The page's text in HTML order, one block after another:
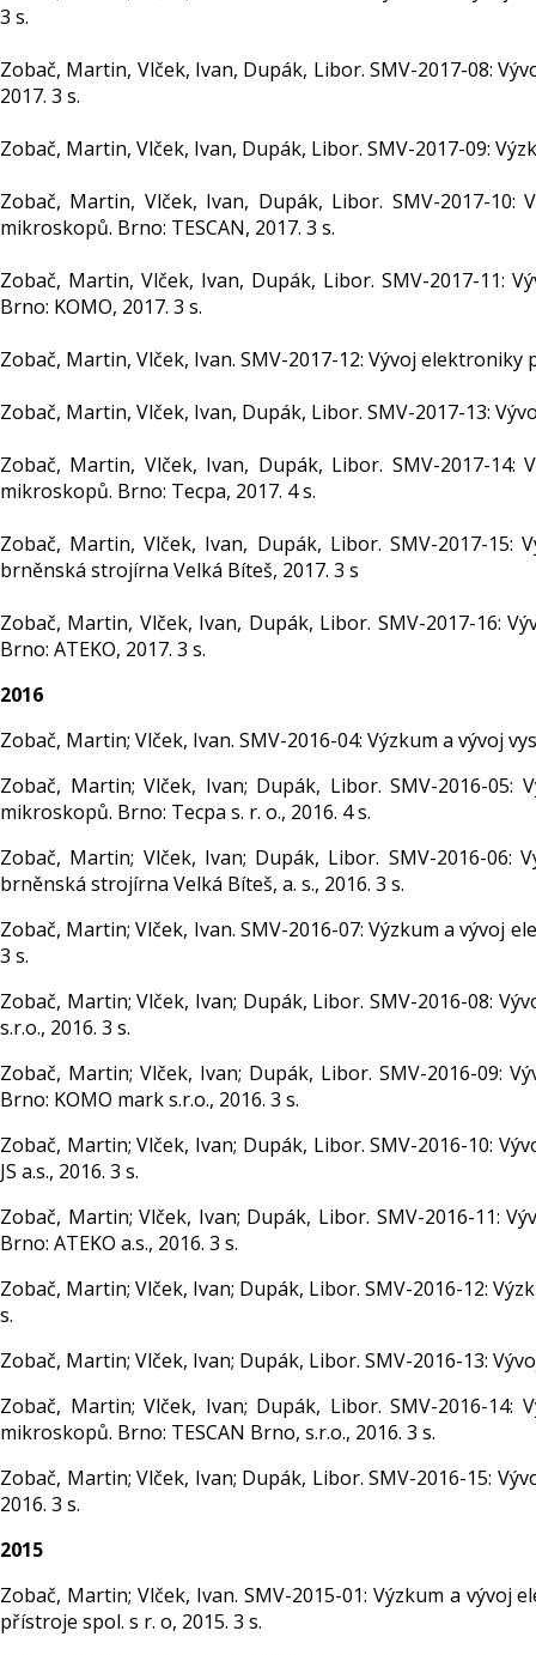
3 s.
Zobač, Martin, Vlček, Ivan, Dupák, Libor. SMV-2017-08:
2017. 3 s.
Zobač, Martin, Vlček, Ivan, Dupák, Libor. SMV-2017-09:
Zobač, Martin, Vlček, Ivan, Dupák, Libor. SMV-2017-10:
mikroskopů. Brno: TESCAN, 2017. 3 s.
Zobač, Martin, Vlček, Ivan, Dupák, Libor. SMV-2017-11:
Brno: KOMO, 2017. 3 s.
Zobač, Martin, Vlček, Ivan. SMV-2017-12: Vývoj
Zobač, Martin, Vlček, Ivan, Dupák, Libor. SMV-2017-13:
Zobač, Martin, Vlček, Ivan, Dupák, Libor. SMV-2017-14:
mikroskopů. Brno: Tecpa, 2017. 4 s.
Zobač, Martin, Vlček, Ivan, Dupák, Libor. SMV-2017-15:
brněnská strojírna Velká Bíteš, 2017. 3 s
Zobač, Martin, Vlček, Ivan, Dupák, Libor. SMV-2017-16:
Brno: ATEKO, 2017. 3 s.
2016
Zobač, Martin; Vlček, Ivan. SMV-2016-04: Výzkum a vývoj
Zobač, Martin; Vlček, Ivan; Dupák, Libor. SMV-2016-05:
mikroskopů. Brno: Tecpa s. r. o., 2016. 4 s.
Zobač, Martin; Vlček, Ivan; Dupák, Libor. SMV-2016-06:
brněnská strojírna Velká Bíteš, a. s., 2016. 3 s.
Zobač, Martin; Vlček, Ivan. SMV-2016-07: Výzkum a vývoj
3 s.
Zobač, Martin; Vlček, Ivan; Dupák, Libor. SMV-2016-08:
s.r.o., 2016. 3 s.
Zobač, Martin; Vlček, Ivan; Dupák, Libor. SMV-2016-09:
Brno: KOMO mark s.r.o., 2016. 3 s.
Zobač, Martin; Vlček, Ivan; Dupák, Libor. SMV-2016-10:
JS a.s., 2016. 3 s.
Zobač, Martin; Vlček, Ivan; Dupák, Libor. SMV-2016-11:
Brno: ATEKO a.s., 2016. 3 s.
Zobač, Martin; Vlček, Ivan; Dupák, Libor. SMV-2016-12:
s.
Zobač, Martin; Vlček, Ivan; Dupák, Libor. SMV-2016-13:
Zobač, Martin; Vlček, Ivan; Dupák, Libor. SMV-2016-14:
mikroskopů. Brno: TESCAN Brno, s.r.o., 2016. 3 s.
Zobač, Martin; Vlček, Ivan; Dupák, Libor. SMV-2016-15:
2016. 3 s.
2015
Zobač, Martin; Vlček, Ivan. SMV-2015-01: Výzkum a vývoj
přístroje spol. s r. o, 2015. 3 s.